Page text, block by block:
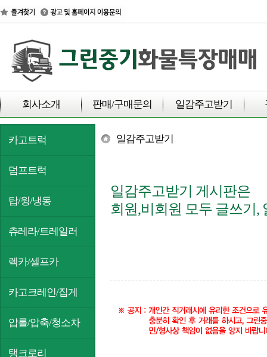
회사소개 판매/구매문의 일감주고받기
카고트럭
덤프트럭
탑/윙/냉동
츄레라/트레일러
렉카/셀프카
카고크레인/집게
압롤/압축/청소차
탱크로리
일감주고받기
일감주고받기 게시판은
회원,비회원 모두 글쓰기,